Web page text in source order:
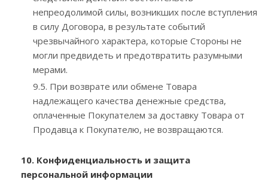
непреодолимой силы, возникших после вступления
в силу Договора, в результате событий
чрезвычайного характера, которые Стороны не
могли предвидеть и предотвратить разумными
мерами.
9.5. При возврате или обмене Товара
надлежащего качества денежные средства,
оплаченные Покупателем за доставку Товара от
Продавца к Покупателю, не возвращаются.
10. Конфиденциальность и защита
персональной информации